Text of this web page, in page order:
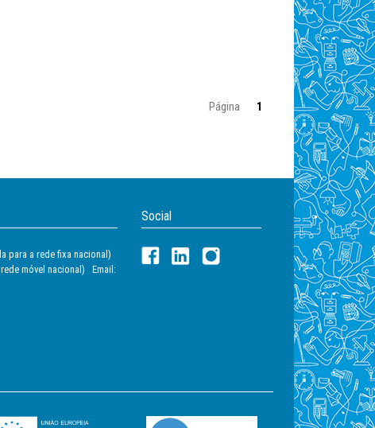
Página 1
para a rede fixa nacional)
móvel nacional) Email:
Social